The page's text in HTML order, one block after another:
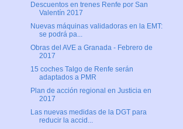
Descuentos en trenes Renfe por San
Valentín 2017
Nuevas máquinas validadoras en la EMT:
se podrá pa...
Obras del AVE a Granada - Febrero de
2017
15 coches Talgo de Renfe serán
adaptados a PMR
Plan de acción regional en Justicia en
2017
Las nuevas medidas de la DGT para
reducir la accid...